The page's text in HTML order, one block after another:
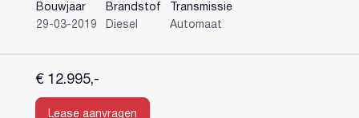
Bouwjaar
29-03-2019
Brandstof
Diesel
Transmissie
Automaat
€ 12.995,-
Lease aanvragen